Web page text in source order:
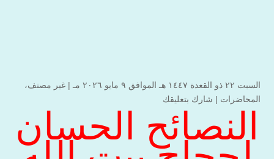
السبت ۲۲ ذو القعدة ۱٤٤۷ هـ الموافق ۹ مايو ۲۰۲٦ مـ | غير مصنف،
المحاضرات | شارك بتعليقك
النصائح الحسان